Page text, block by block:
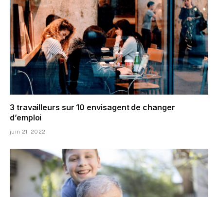
3 travailleurs sur 10 envisagent de changer
d’emploi
juin 21, 2022